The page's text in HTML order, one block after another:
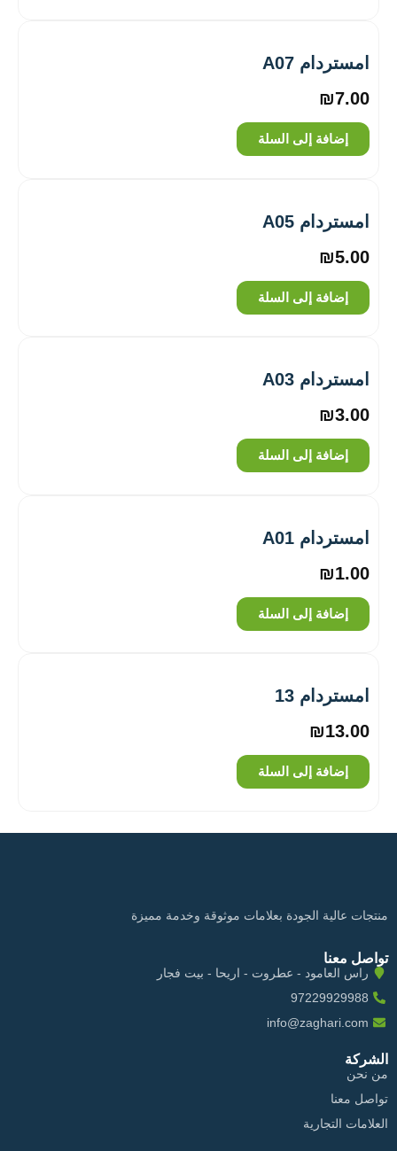
امستردام A07
₪7.00
إضافة إلى السلة
امستردام A05
₪5.00
إضافة إلى السلة
امستردام A03
₪3.00
إضافة إلى السلة
امستردام A01
₪1.00
إضافة إلى السلة
امستردام 13
₪13.00
إضافة إلى السلة
منتجات عالية الجودة بعلامات موثوقة وخدمة مميزة
تواصل معنا
راس العامود - عطروت - اريحا - بيت فجار
97229929988
info@zaghari.com
الشركة
من نحن
تواصل معنا
العلامات التجارية